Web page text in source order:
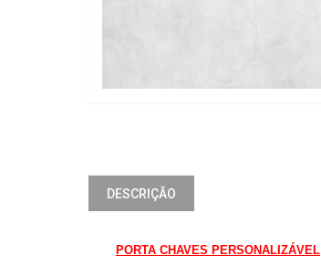
DESCRIÇÃO
PORTA CHAVES PERSONALIZÁVEL